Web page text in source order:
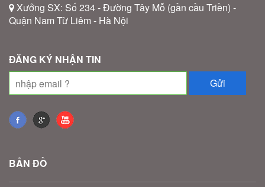
Xưởng SX: Số 234 - Đường Tây Mỗ (gần cầu Triền) -
Quận Nam Từ Liêm - Hà Nội
ĐĂNG KÝ NHẬN TIN
BẢN ĐỒ